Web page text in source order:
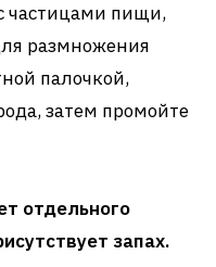
частицами пищи,
размножения
палочкой,
затем промойте
отдельного
запах.